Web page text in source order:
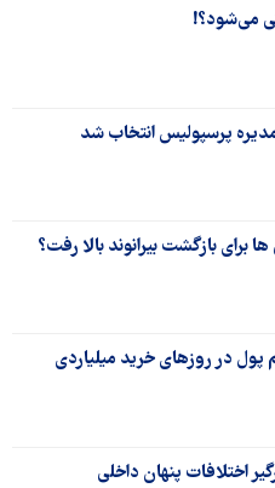
می‌شود؟!
پرسپولیس انتخاب شد
برای بازگشت بیرانوند بالا رفت؟
در روزهای خرید میلیاردی
اختلافات پنهان داخلی